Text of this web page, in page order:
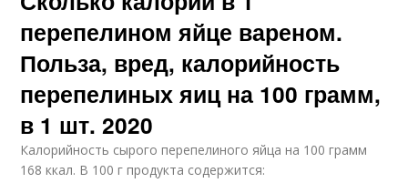
перепелином яйце вареном.
Польза, вред, калорийность
перепелиных яиц на 100 грамм,
в 1 шт. 2020
Калорийность сырого перепелиного яйца на 100 грамм
168 ккал. В 100 г продукта содержится: